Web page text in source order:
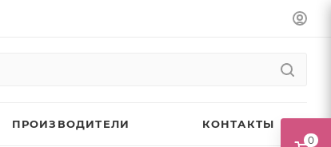
ПРОИЗВОДИТЕЛИ КОНТАКТЫ
0